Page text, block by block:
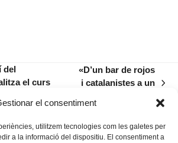
el consentiment
utilitzem tecnologies com les galetes per
a la informació del dispositiu. El consentiment a
del
el curs
next
post:
«D’un bar de rojos
i catalanistes a un